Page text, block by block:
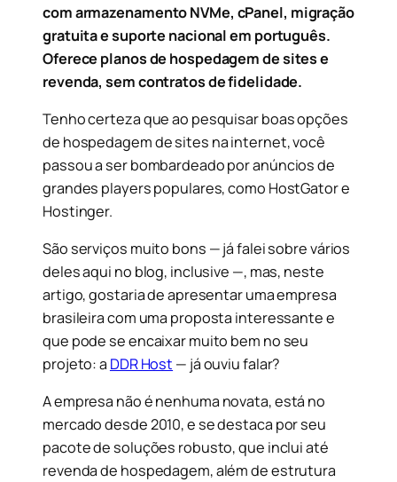
com armazenamento NVMe, cPanel, migração
gratuita e suporte nacional em português.
Oferece planos de hospedagem de sites e
revenda, sem contratos de fidelidade.
Tenho certeza que ao pesquisar boas opções
de hospedagem de sites na internet, você
passou a ser bombardeado por anúncios de
grandes players populares, como HostGator e
Hostinger.
São serviços muito bons — já falei sobre vários
deles aqui no blog, inclusive —, mas, neste
artigo, gostaria de apresentar uma empresa
brasileira com uma proposta interessante e
que pode se encaixar muito bem no seu
projeto: a DDR Host — já ouviu falar?
A empresa não é nenhuma novata, está no
mercado desde 2010, e se destaca por seu
pacote de soluções robusto, que inclui até
revenda de hospedagem, além de estrutura